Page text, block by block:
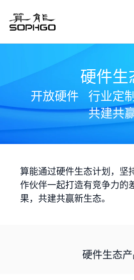
硬件生
开放硬件 行业定
共建共
算能通过硬件生态计划，坚
作伙伴一起打造有竞争力的
果，共建共赢新生态。
硬件生态